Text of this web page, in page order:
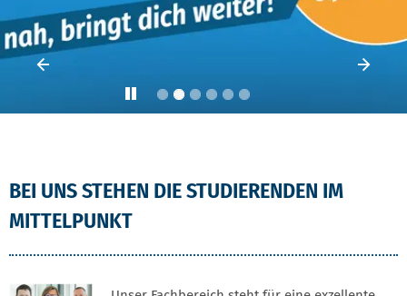
BEI UNS STEHEN DIE STUDIERENDEN IM
MITTELPUNKT